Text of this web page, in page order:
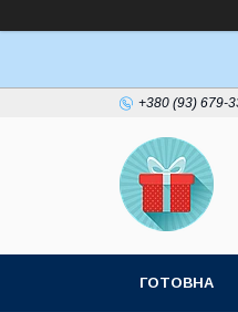
+380 (93) 679-
ГОТОВНА